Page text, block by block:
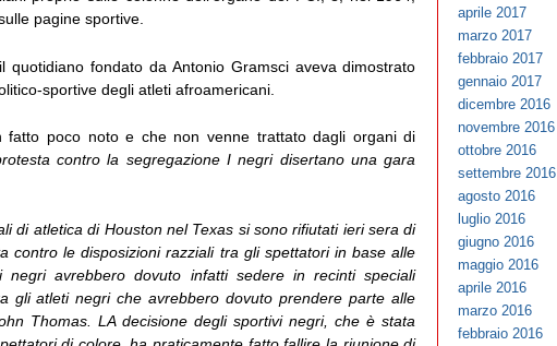
pagine sportive.
fondato da Antonio Gramsci aveva dimostrato
sportive degli atleti afroamericani.
poco noto e che non venne trattato dagli organi di
contro la segregazione I negri disertano una gara
di atletica di Houston nel Texas si sono rifiutati ieri sera di
contro le disposizioni razziali tra gli spettatori in base alle
avrebbero dovuto infatti sedere in recinti speciali
gli atleti negri che avrebbero dovuto prendere parte alle
Thomas. LA decisione degli sportivi negri, che è stata
aprile 2017
marzo 2017
febbraio 2017
gennaio 2017
dicembre 2016
novembre 2016
ottobre 2016
settembre 2016
agosto 2016
luglio 2016
giugno 2016
maggio 2016
aprile 2016
marzo 2016
febbraio 2016